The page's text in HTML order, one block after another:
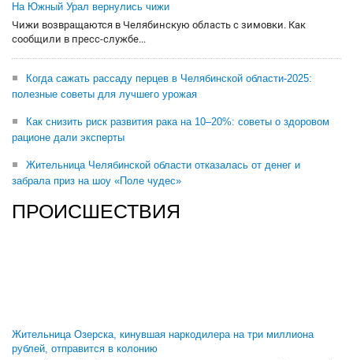
На Южный Урал вернулись чижи
Чижи возвращаются в Челябинскую область с зимовки. Как
сообщили в пресс-службе...
Когда сажать рассаду перцев в Челябинской области-2025:
полезные советы для лучшего урожая
Как снизить риск развития рака на 10–20%: советы о здоровом
рационе дали эксперты
Жительница Челябинской области отказалась от денег и
забрала приз на шоу «Поле чудес»
ПРОИСШЕСТВИЯ
Жительница Озерска, кинувшая наркодилера на три миллиона
рублей, отправится в колонию